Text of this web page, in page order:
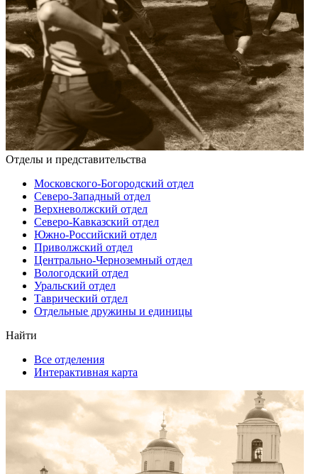
Отделы и представительства
Московского-Богородский отдел
Северо-Западный отдел
Верхневолжский отдел
Северо-Кавказский отдел
Южно-Российский отдел
Приволжский отдел
Центрально-Черноземный отдел
Вологодский отдел
Уральский отдел
Таврический отдел
Отдельные дружины и единицы
Найти
Все отделения
Интерактивная карта